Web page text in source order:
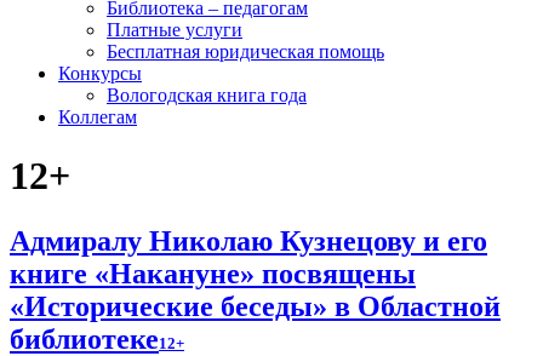
Библиотека – педагогам
Платные услуги
Бесплатная юридическая помощь
Конкурсы
Вологодская книга года
Коллегам
12+
Адмиралу Николаю Кузнецову и его
книге «Накануне» посвящены
«Исторические беседы» в Областной
библиотеке12+